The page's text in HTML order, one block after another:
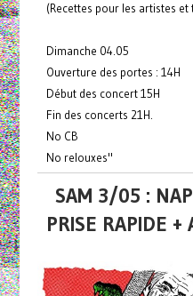
(Recettes pour les artistes et
Dimanche 04.05
Ouverture des portes : 14H
Début des concert 15H
Fin des concerts 21H.
No CB
No relouxes"
SAM 3/05 :
PRISE RAPIDE +